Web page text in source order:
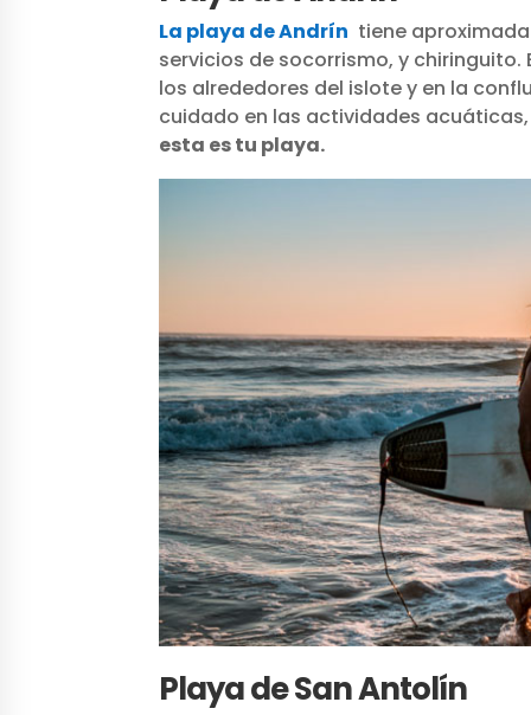
La playa de Andrín tiene
servicios de socorrismo, y
los alrededores del islote y en la
cuidado en las actividades
esta es tu playa.
Playa de San Antolín